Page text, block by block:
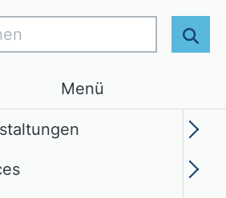
Menü